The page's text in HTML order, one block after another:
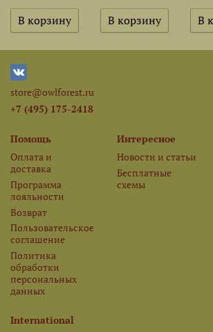
store@owlforest.ru
+7 (495) 175-2418
Помощь
Оплата и
доставка
Программа
лояльности
Возврат
Пользовательское
соглашение
Политика
обработки
персональных
данных
Интересное
Новости и статьи
Бесплатные
схемы
International